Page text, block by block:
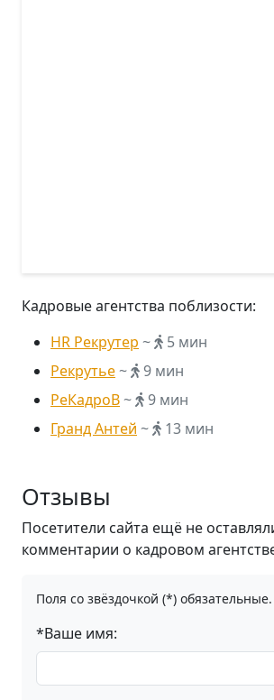
Кадровые агентства поблизости:
HR Рекрутер ~
5 мин
Рекрутье~
9 мин
РеКадроВ~
9 мин
Гранд Антей ~ 13 мин
Отзывы
Посетители сайта ещё не
комментарии о кадровом
Поля со звёздочкой (*) обязательные.
*Ваше имя: